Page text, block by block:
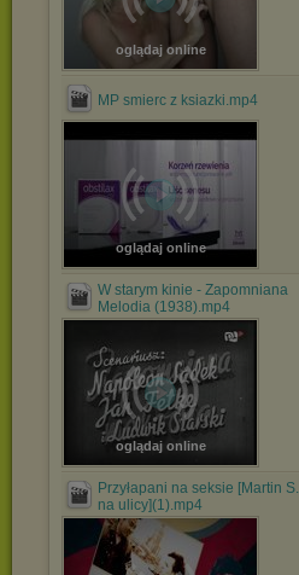
oglądaj online
MP smierc z ksiazki.mp4
oglądaj online
W starym kinie - Zapomniana
Melodia (1938).mp4
oglądaj online
Przyłapani na seksie [Martin S.
na ulicy](1).mp4